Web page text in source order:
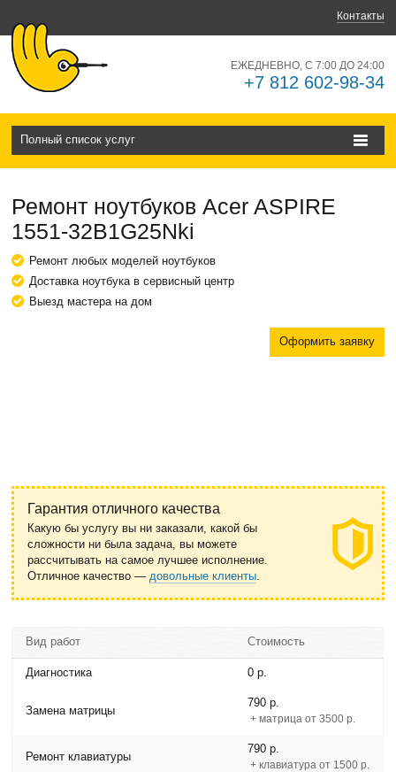
Контакты
ЕЖЕДНЕВНО, С 7:00 ДО 24:00
+7 812 602-98-34
Полный список услуг
Ремонт ноутбуков Acer ASPIRE
1551-32B1G25Nki
Ремонт любых моделей ноутбуков
Доставка ноутбука в сервисный центр
Выезд мастера на дом
Оформить заявку
Гарантия отличного качества
Какую бы услугу вы ни заказали, какой бы
сложности ни была задача, вы можете
рассчитывать на самое лучшее исполнение.
Отличное качество —довольные клиенты.
Вид работ Стоимость
Диагностика 0 р.
Замена матрицы
790 р.
+ матрица от 3500 р.
Ремонт клавиатуры
790 р.
+ клавиатура от 1500 р.